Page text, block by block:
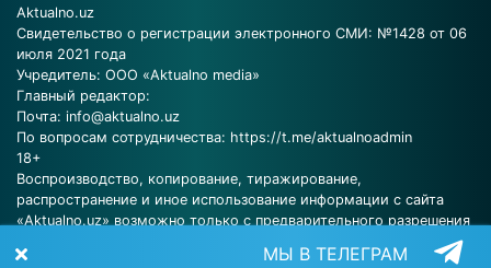
Aktualno.uz
Свидетельство о регистрации электронного СМИ: №1428 от 06
июля 2021 года
Учредитель: ООО «Aktualno media»
Главный редактор:
Почта: info@aktualno.uz
По вопросам сотрудничества: https://t.me/aktualnoadmin
18+
Воспроизводство, копирование, тиражирование,
распространение и иное использование информации с сайта
«Aktualno.uz» возможно только с предварительного разрешения
МЫ В ТЕЛЕГРАМ